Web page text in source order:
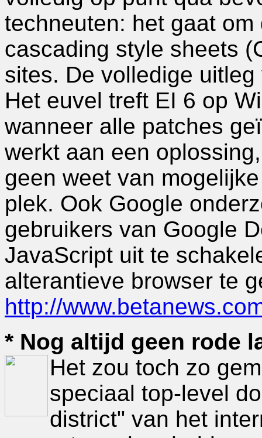
techneuten: het gaat
cascading style sheets
sites. De volledige
Het euvel treft EI 6 op
wanneer alle patches
werkt aan een
geen weet van
plek. Ook Google
gebruikers van Google
JavaScript uit te
alterantieve browser te
http://
* Nog altijd geen rode
Het zou toch zo
speciaal top-level
district" van het